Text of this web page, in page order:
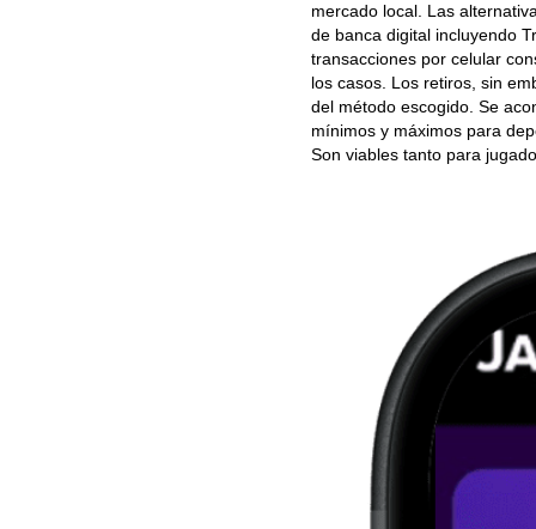
mercado local. Las
de banca digital incluyendo
transacciones por celular
los casos. Los retiros, sin
del método escogido. Se
mínimos y máximos para
Son viables tanto para